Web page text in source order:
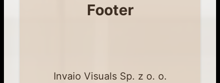
Footer
Invaio Visuals Sp. z o. o.